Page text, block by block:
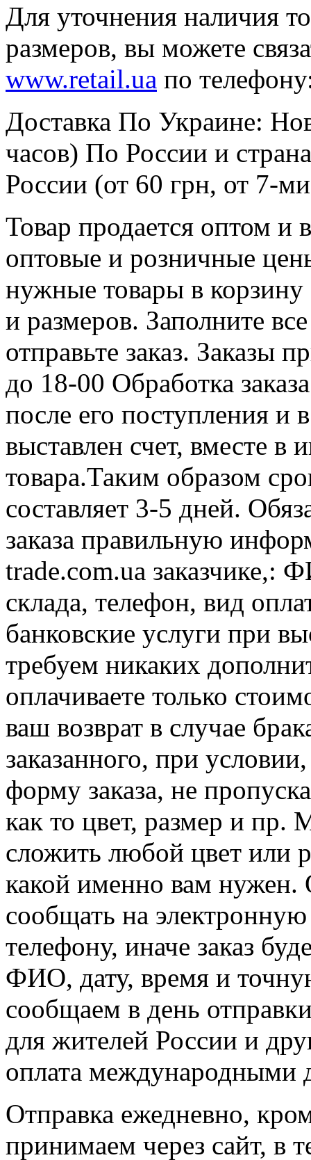
Для уточнения наличия
размеров, вы можете
www.retail.ua по
Доставка По Украине:
часов) По России и
России (от 60 грн, от 7-
Товар продается оптом и
оптовые и розничные
нужные товары в
и размеров. Заполните
отправьте заказ. Заказы
до 18-00 Обработка
после его поступления и
выставлен счет, вместе
товара.Таким образом
составляет 3-5 дней.
заказа правильную
trade.com.ua заказчике,:
склада, телефон, вид
банковские услуги при
требуем никаких
оплачиваете только
ваш возврат в случае
заказанного, при
форму заказа, не
как то цвет, размер и пр.
сложить любой цвет или
какой именно вам нужен.
сообщать на
телефону, иначе заказ
ФИО, дату, время и
сообщаем в день
для жителей России и
оплата международными
Отправка ежедневно,
принимаем через сайт, в